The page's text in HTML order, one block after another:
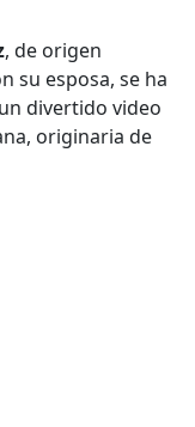
, de origen
su esposa, se ha
divertido video
originaria de